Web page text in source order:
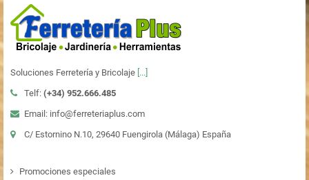
Soluciones Ferretería y Bricolaje [...]
Telf: (+34) 952.666.485
Email: info@ferreteriaplus.com
C/ Estornino N.10, 29640 Fuengirola (Málaga) España
Promociones especiales